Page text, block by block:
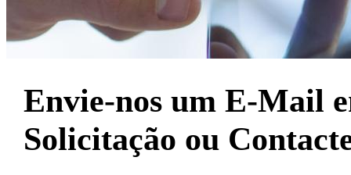
Envie-nos um E-Mail
Solicitação ou